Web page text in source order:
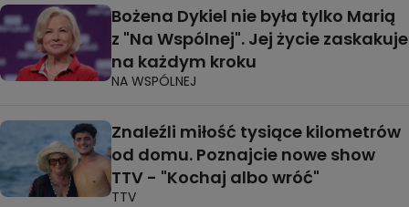
Bożena Dykiel nie była tylko Marią
z "Na Wspólnej". Jej życie zaskakuje
na każdym kroku
NA WSPÓLNEJ
Znaleźli miłość tysiące kilometrów
od domu. Poznajcie nowe show
TTV - "Kochaj albo wróć"
TTV